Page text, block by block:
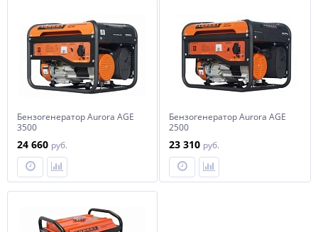
Бензогенератор Aurora AGE
3500
24 660 руб.
Бензогенератор Aurora AGE
2500
23 310 руб.